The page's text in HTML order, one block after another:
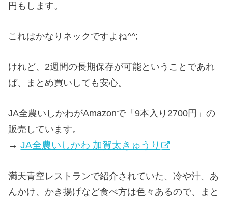
円もします。
これはかなりネックですよね^^;
けれど、2週間の長期保存が可能ということであれ
ば、まとめ買いしても安心。
JA全農いしかわがAmazonで「9本入り2700円」の
販売しています。
→JA全農いしかわ 加賀太きゅうり
満天青空レストランで紹介されていた、冷や汁、あ
んかけ、かき揚げなど食べ方は色々あるので、まと